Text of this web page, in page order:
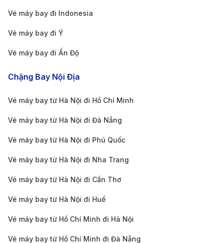
miền Trung (Nguồn: Internet)
Thông tin sân bay Chu Lai
Sân bay Chu Lai (mã sân bay: VCL) nằm tại xã Tam
phục vụ cả mục đích quân sự lẫn dân dụng. Mặc dù
không nằm ngay trung tâm thành phố lớn, nhưng từ
Vé máy bay đi Indonesia
Vé máy bay đi Ý
Vé máy bay đi Ấn Độ
Chặng Bay Nội Địa
Vé máy bay từ Hà Nội đi Hồ Chí Minh
Vé máy bay từ Hà Nội đi Đà Nẵng
Vé máy bay từ Hà Nội đi Phú Quốc
Vé máy bay từ Hà Nội đi Nha Trang
Vé máy bay từ Hà Nội đi Cần Thơ
Vé máy bay từ Hà Nội đi Huế
Vé máy bay từ Hồ Chí Minh đi Hà Nội
Vé máy bay từ Hồ Chí Minh đi Đà Nẵng